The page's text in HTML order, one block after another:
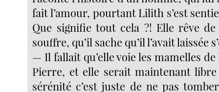
fait l’amour, pourtant Lilith s’est
Que signifie tout cela ?! Elle rêve de
souffre, qu’il sache qu’il l’avait laissée
— Il fallait qu’elle voie les mamelles de
Pierre, et elle serait maintenant
sérénité c’est juste de ne pas